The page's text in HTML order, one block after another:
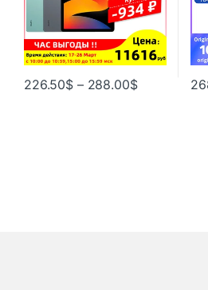
226.50$ – 288.00$